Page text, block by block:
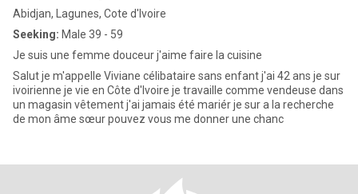
Abidjan, Lagunes, Cote d'Ivoire
Seeking: Male 39 - 59
Je suis une femme douceur j'aime faire la cuisine
Salut je m'appelle Viviane célibataire sans enfant j'ai 42 ans je sur
ivoirienne je vie en Côte d'Ivoire je travaille comme vendeuse dans
un magasin vêtement j'ai jamais été mariér je sur a la recherche
de mon âme sœur pouvez vous me donner une chanc